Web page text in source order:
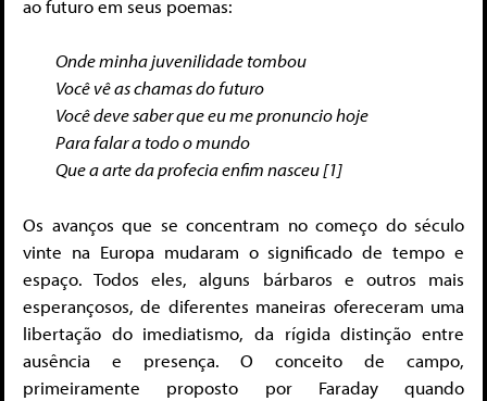
ao futuro em seus poemas:
Onde minha juvenilidade tombou
Você vê as chamas do futuro
Você deve saber que eu me pronuncio hoje
Para falar a todo o mundo
Que a arte da profecia enfim nasceu [1]
Os avanços que se concentram no começo do século
vinte na Europa mudaram o significado de tempo e
espaço. Todos eles, alguns bárbaros e outros mais
esperançosos, de diferentes maneiras ofereceram uma
libertação do imediatismo, da rígida distinção entre
ausência e presença. O conceito de campo,
primeiramente proposto por Faraday quando